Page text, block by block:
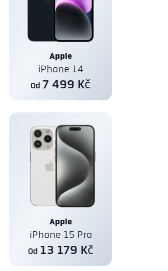
Apple
iPhone 14
Od 7 499 Kč
Apple
iPhone 15 Pro
Od 13 179 Kč